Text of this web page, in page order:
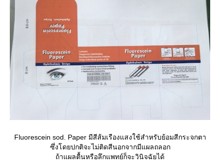
Fluorescein sod. Paper มีสีส้มเรืองแสงใช้สำหรับย้อมสีกระจกตา
ซึ่งโดยปกติจะไม่ติดสีนอกจากมีแผลถลอก
ถ้าแผลตื้นหรือลึกแพทย์ก็จะวินิจฉัยได้